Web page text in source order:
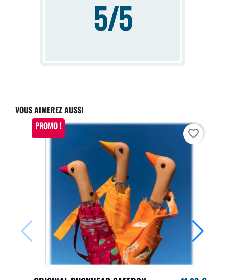
5/5
VOUS AIMEREZ AUSSI
PROMO !
favorite_border